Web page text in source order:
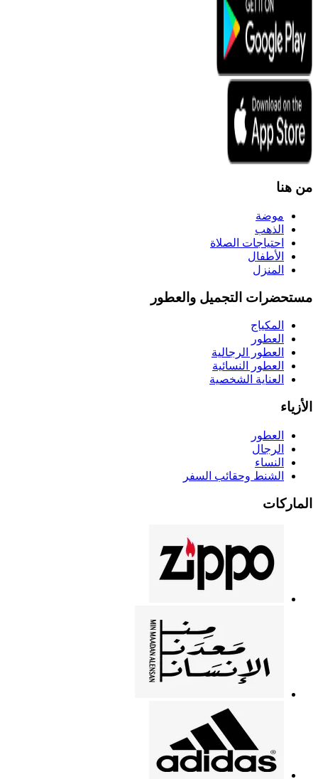
من هنا
موضة
الذهب
احتياجات الصلاة
الأطفال
المنزل
مستحضرات التجميل والعطور
المكياج
العطور
العطور الرجالية
العطور النسائية
العناية الشخصية
الأزياء
العطور
الرجال
النساء
الشنط وحقائب السفر
الماركات